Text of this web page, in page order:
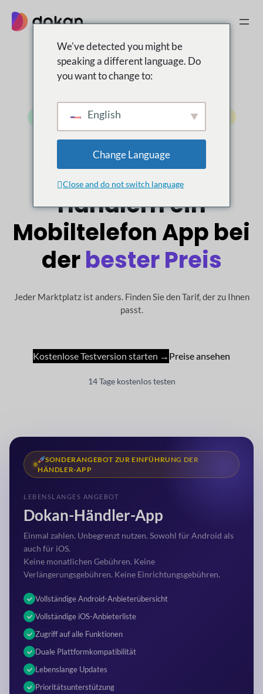
Inhalt
springen
Erfordert Dokan Pro Mit Ihrer Marke versehen
Geben Sie den
Händlern ein
MobiltelefonApp bei
derbester Preis
Jeder Marktplatz ist anders. Finden Sie den Tarif, der zu Ihnen
passt.
Kostenlose Testversion starten → Preise ansehen
14 Tage kostenlos testen
SONDERANGEBOT ZUR EINFÜHRUNG DER
HÄNDLER-APP
LEBENSLANGES ANGEBOT
Dokan-Händler-App
Einmal zahlen. Unbegrenzt nutzen. Sowohl für Android als
auch für iOS.
Keine monatlichen Gebühren. Keine
Verlängerungsgebühren. Keine Einrichtungsgebühren.
Vollständige Android-Anbieterübersicht
Vollständige iOS-Anbieterliste
Zugriff auf alle Funktionen
Duale Plattformkompatibilität
Lebenslange Updates
Prioritätsunterstützung
We've detected you might be
speaking a different language. Do
you want to change to:
English
Change Language
Close and do not switch language